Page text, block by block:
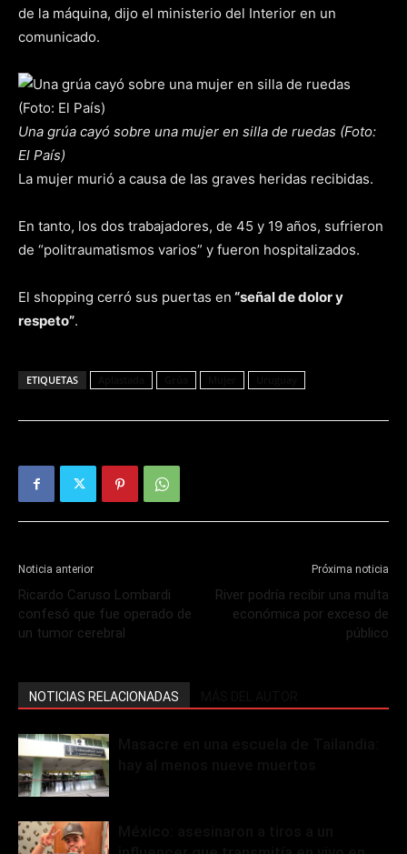
de la máquina, dijo el ministerio del Interior en un
comunicado.
Una grúa cayó sobre una mujer en silla de ruedas (Foto:
El País)
La mujer murió a causa de las graves heridas recibidas.
En tanto, los dos trabajadores, de 45 y 19 años, sufrieron
de “politraumatismos varios” y fueron hospitalizados.
El shopping cerró sus puertas en “señal de dolor y
respeto”.
ETIQUETAS
Noticia anterior
Ricardo Caruso Lombardi
confesó que fue operado de
un tumor cerebral
Próxima noticia
River podría recibir una multa
económica por exceso de
público
NOTICIAS RELACIONADAS